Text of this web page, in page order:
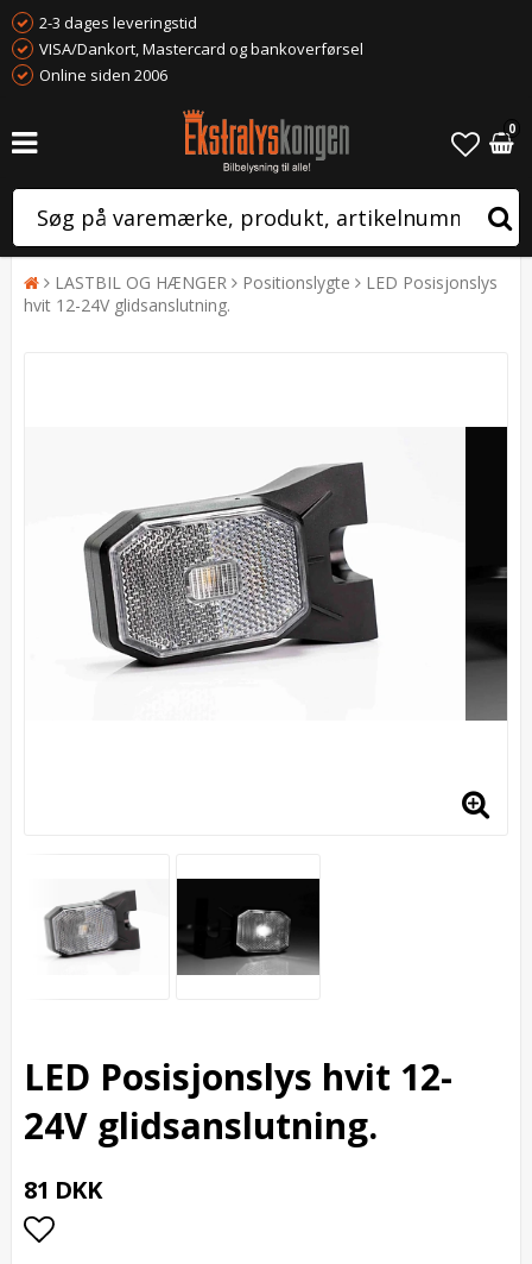
2-3 dages leveringstid
VISA/Dankort, Mastercard og bankoverførsel
Online siden 2006
0
LASTBIL OG HÆNGER Positionslygte
LED Posisjonslys
hvit 12-24V glidsanslutning.
LED Posisjonslys hvit 12-
24V glidsanslutning.
81 DKK